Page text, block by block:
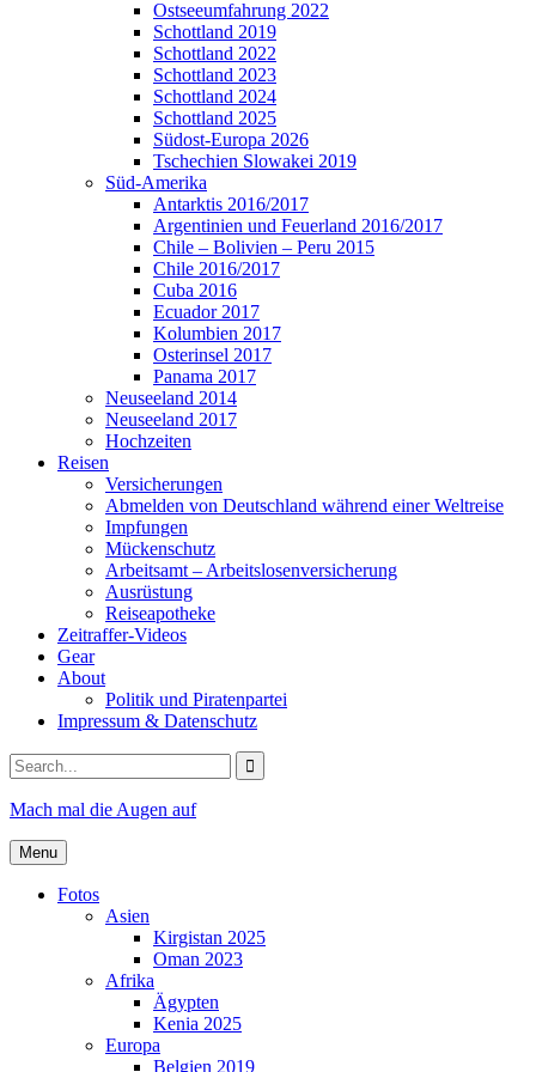
Ostseeumfahrung 2022
Schottland 2019
Schottland 2022
Schottland 2023
Schottland 2024
Schottland 2025
Südost-Europa 2026
Tschechien Slowakei 2019
Süd-Amerika
Antarktis 2016/2017
Argentinien und Feuerland 2016/2017
Chile – Bolivien – Peru 2015
Chile 2016/2017
Cuba 2016
Ecuador 2017
Kolumbien 2017
Osterinsel 2017
Panama 2017
Neuseeland 2014
Neuseeland 2017
Hochzeiten
Reisen
Versicherungen
Abmelden von Deutschland während einer Weltreise
Impfungen
Mückenschutz
Arbeitsamt – Arbeitslosenversicherung
Ausrüstung
Reiseapotheke
Zeitraffer-Videos
Gear
About
Politik und Piratenpartei
Impressum & Datenschutz
Search
for:
Mach mal die Augen auf
Menu
Fotos
Asien
Kirgistan 2025
Oman 2023
Afrika
Ägypten
Kenia 2025
Europa
Belgien 2019